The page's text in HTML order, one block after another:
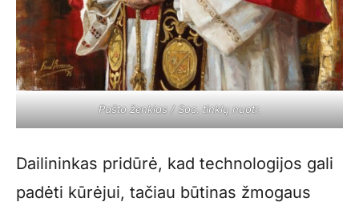
Pašto ženklas / Soc. tinklų nuotr.
Dailininkas pridūrė, kad technologijos gali
padėti kūrėjui, tačiau būtinas žmogaus